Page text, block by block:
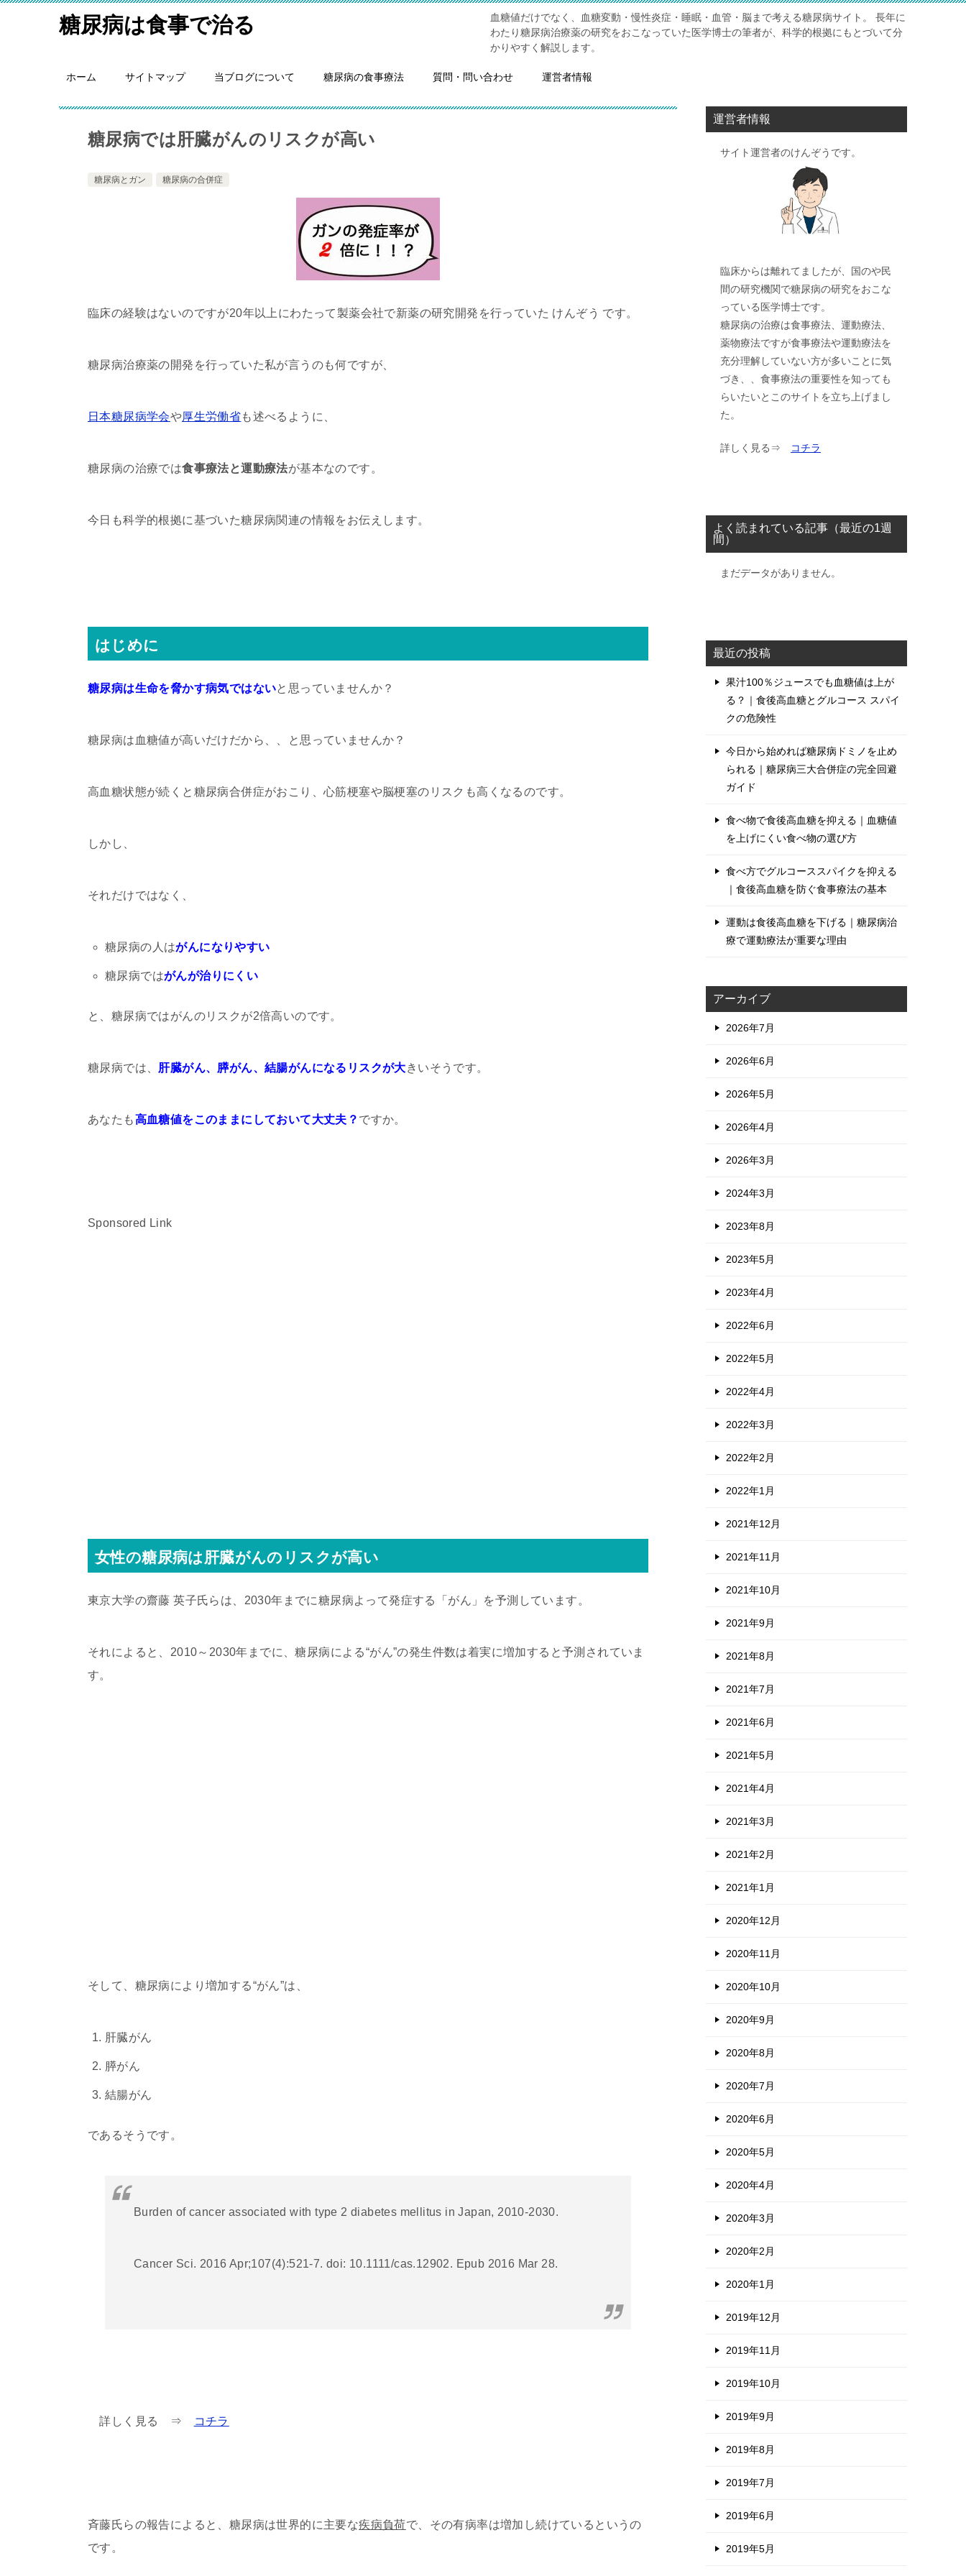
糖尿病は食事で治る
血糖値だけでなく、血糖変動・慢性炎症・睡眠・血管・脳まで考える糖尿病サイト。 長年に
わたり糖尿病治療薬の研究をおこなっていた医学博士の筆者が、科学的根拠にもとづいて分
かりやすく解説します。
ホーム サイトマップ 当ブログについて 糖尿病の食事療法 質問・問い合わせ 運営者情報
糖尿病では肝臓がんのリスクが高い
糖尿病とガン 糖尿病の合併症
臨床の経験はないのですが20年以上にわたって製薬会社で新薬の研究開発を行っていた けんぞう です。
糖尿病治療薬の開発を行っていた私が言うのも何ですが、
日本糖尿病学会や厚生労働省も述べるように、
糖尿病の治療では食事療法と運動療法が基本なのです。
今日も科学的根拠に基づいた糖尿病関連の情報をお伝えします。
はじめに
糖尿病は生命を脅かす病気ではないと思っていませんか？
糖尿病は血糖値が高いだけだから、、と思っていませんか？
高血糖状態が続くと糖尿病合併症がおこり、心筋梗塞や脳梗塞のリスクも高くなるのです。
しかし、
それだけではなく、
糖尿病の人はがんになりやすい
糖尿病ではがんが治りにくい
と、糖尿病ではがんのリスクが2倍高いのです。
糖尿病では、 肝臓がん、膵がん、結腸がんになるリスクが大きいそうです。
あなたも高血糖値をこのままにしておいて大丈夫？ ですか。
Sponsored Link
女性の糖尿病は肝臓がんのリスクが高い
東京大学の齋藤 英子氏らは、2030年までに糖尿病よって発症する「がん」を予測しています。
それによると、2010～2030年までに、糖尿病による“がん”の発生件数は着実に増加すると予測されていま
す。
そして、糖尿病により増加する“がん”は、
肝臓がん
膵がん
結腸がん
であるそうです。
Burden of cancer associated with type 2 diabetes mellitus in Japan, 2010-2030.
Cancer Sci. 2016 Apr;107(4):521-7. doi: 10.1111/cas.12902. Epub 2016 Mar 28.
詳しく見る ⇒ コチラ
斉藤氏らの報告によると、糖尿病は世界的に主要な疾病負荷で、その有病率は増加し続けているというの
です。
運営者情報
サイト運営者のけんぞうです。
臨床からは離れてましたが、国のや民
間の研究機関で糖尿病の研究をおこな
っている医学博士です。
糖尿病の治療は食事療法、運動療法、
薬物療法ですが食事療法や運動療法を
充分理解していない方が多いことに気
づき、、食事療法の重要性を知っても
らいたいとこのサイトを立ち上げまし
た。
詳しく見る⇒ コチラ
よく読まれている記事（最近の1週
間）
まだデータがありません。
最近の投稿
果汁100％ジュースでも血糖値は上が
る？｜食後高血糖とグルコース スパイ
クの危険性
今日から始めれば糖尿病ドミノを止め
られる｜糖尿病三大合併症の完全回避
ガイド
食べ物で食後高血糖を抑える｜血糖値
を上げにくい食べ物の選び方
食べ方でグルコーススパイクを抑える
｜食後高血糖を防ぐ食事療法の基本
運動は食後高血糖を下げる｜糖尿病治
療で運動療法が重要な理由
アーカイブ
2026年7月
2026年6月
2026年5月
2026年4月
2026年3月
2024年3月
2023年8月
2023年5月
2023年4月
2022年6月
2022年5月
2022年4月
2022年3月
2022年2月
2022年1月
2021年12月
2021年11月
2021年10月
2021年9月
2021年8月
2021年7月
2021年6月
2021年5月
2021年4月
2021年3月
2021年2月
2021年1月
2020年12月
2020年11月
2020年10月
2020年9月
2020年8月
2020年7月
2020年6月
2020年5月
2020年4月
2020年3月
2020年2月
2020年1月
2019年12月
2019年11月
2019年10月
2019年9月
2019年8月
2019年7月
2019年6月
2019年5月